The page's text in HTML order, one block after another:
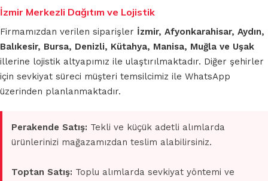
İzmir Merkezli Dağıtım ve Lojistik
Firmamızdan verilen siparişler İzmir, Afyonkarahisar, Aydın,
Balıkesir, Bursa, Denizli, Kütahya, Manisa, Muğla ve Uşak
illerine lojistik altyapımız ile ulaştırılmaktadır. Diğer şehirler
için sevkiyat süreci müşteri temsilcimiz ile WhatsApp
üzerinden planlanmaktadır.
Perakende Satış: Tekli ve küçük adetli alımlarda
ürünlerinizi mağazamızdan teslim alabilirsiniz.
Toptan Satış: Toplu alımlarda sevkiyat yöntemi ve